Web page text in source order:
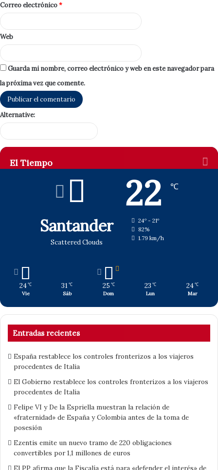
Correo electrónico*
Web
Guarda mi nombre, correo electrónico y web en este navegador para
la próxima vez que comente.
Alternative:
El Tiempo
Santander
Scattered Clouds
22 ℃
24º - 21º
82%
1.79 km/h
24 ℃
Vie
31 ℃
Sáb
25 ℃
Dom
23 ℃
Lun
24 ℃
Mar
Entradas recientes
España restablece los controles fronterizos a los viajeros
procedentes de Italia
El Gobierno restablece los controles fronterizos a los viajeros
procedentes de Italia
Felipe VI y De la Espriella muestran la relación de
«fraternidad» de España y Colombia antes de la toma de
posesión
Ezentis emite un nuevo tramo de 220 obligaciones
convertibles por 1,1 millones de euros
El PP afirma que la Fiscalía está para «defender el interés» de